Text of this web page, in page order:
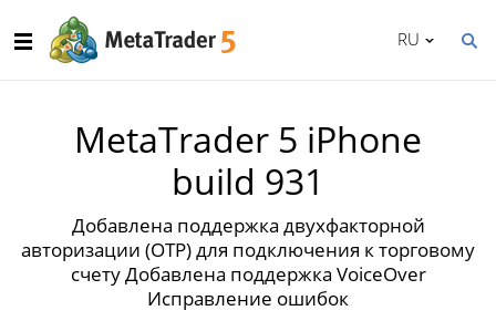
RU
MetaTrader 5 iPhone
build 931
Добавлена поддержка двухфакторной
авторизации (ОТР) для подключения к торговому
счету Добавлена поддержка VoiceOver
Исправление ошибок